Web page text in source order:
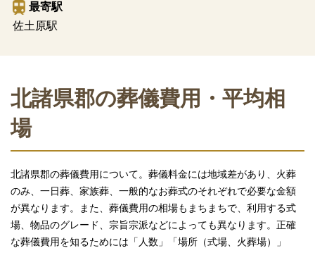
最寄駅
佐土原駅
北諸県郡の葬儀費用・平均相
場
北諸県郡の葬儀費用について。葬儀料金には地域差があり、火葬
のみ、一日葬、家族葬、一般的なお葬式のそれぞれで必要な金額
が異なります。また、葬儀費用の相場もまちまちで、利用する式
場、物品のグレード、宗旨宗派などによっても異なります。正確
な葬儀費用を知るためには「人数」「場所（式場、火葬場）」